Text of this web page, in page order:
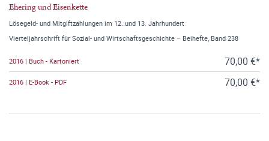
Ehering und Eisenkette
Lösegeld- und Mitgiftzahlungen im 12. und 13. Jahrhundert
Vierteljahrschrift für Sozial- und Wirtschaftsgeschichte – Beihefte, Band 238
2016 | Buch - Kartoniert 70,00 €*
2016 | E-Book - PDF 70,00 €*